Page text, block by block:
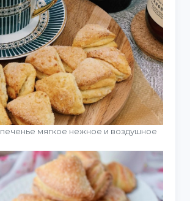
мягкое нежное и воздушное